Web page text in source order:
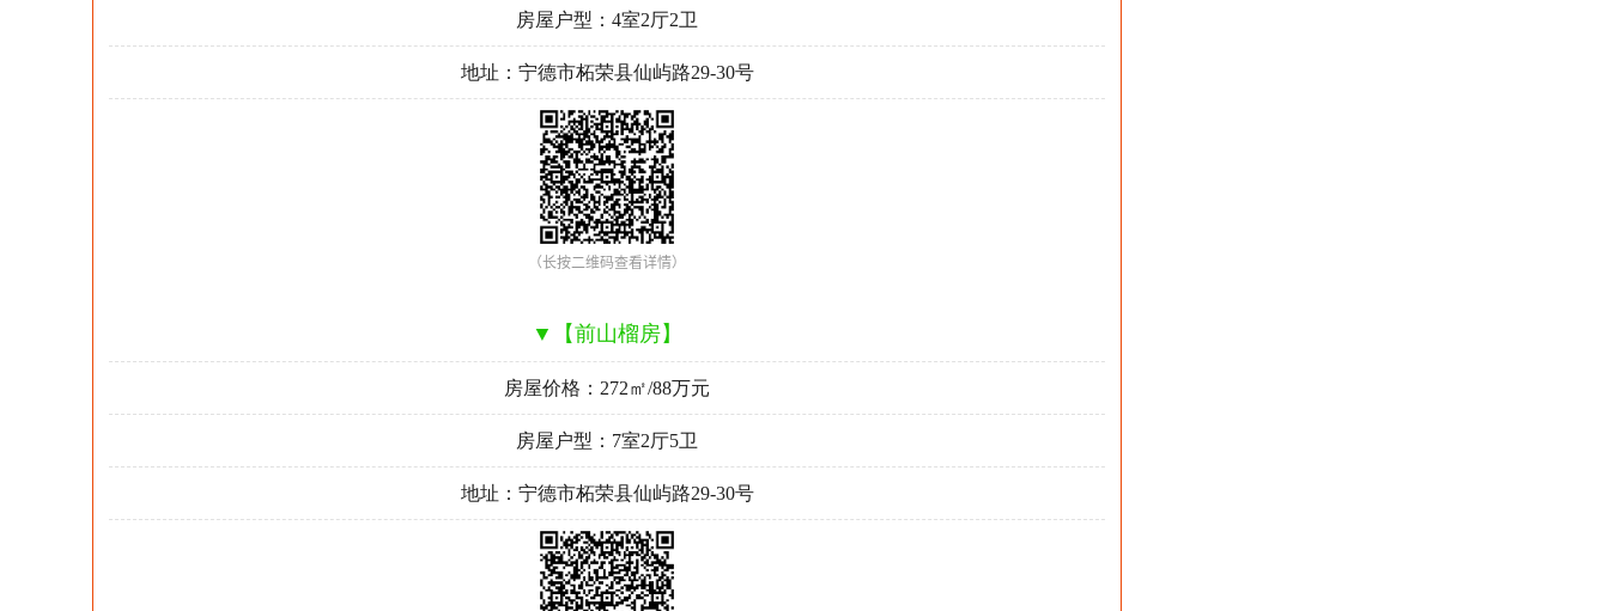
房屋户型：4室2厅2卫
地址：宁德市柘荣县仙屿路29-30号
（长按二维码查看详情）
▼【前山榴房】
房屋价格：272㎡/88万元
房屋户型：7室2厅5卫
地址：宁德市柘荣县仙屿路29-30号